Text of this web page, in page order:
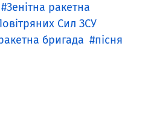
Зенітна ракетна
Сил ЗСУ
бригада
пісня